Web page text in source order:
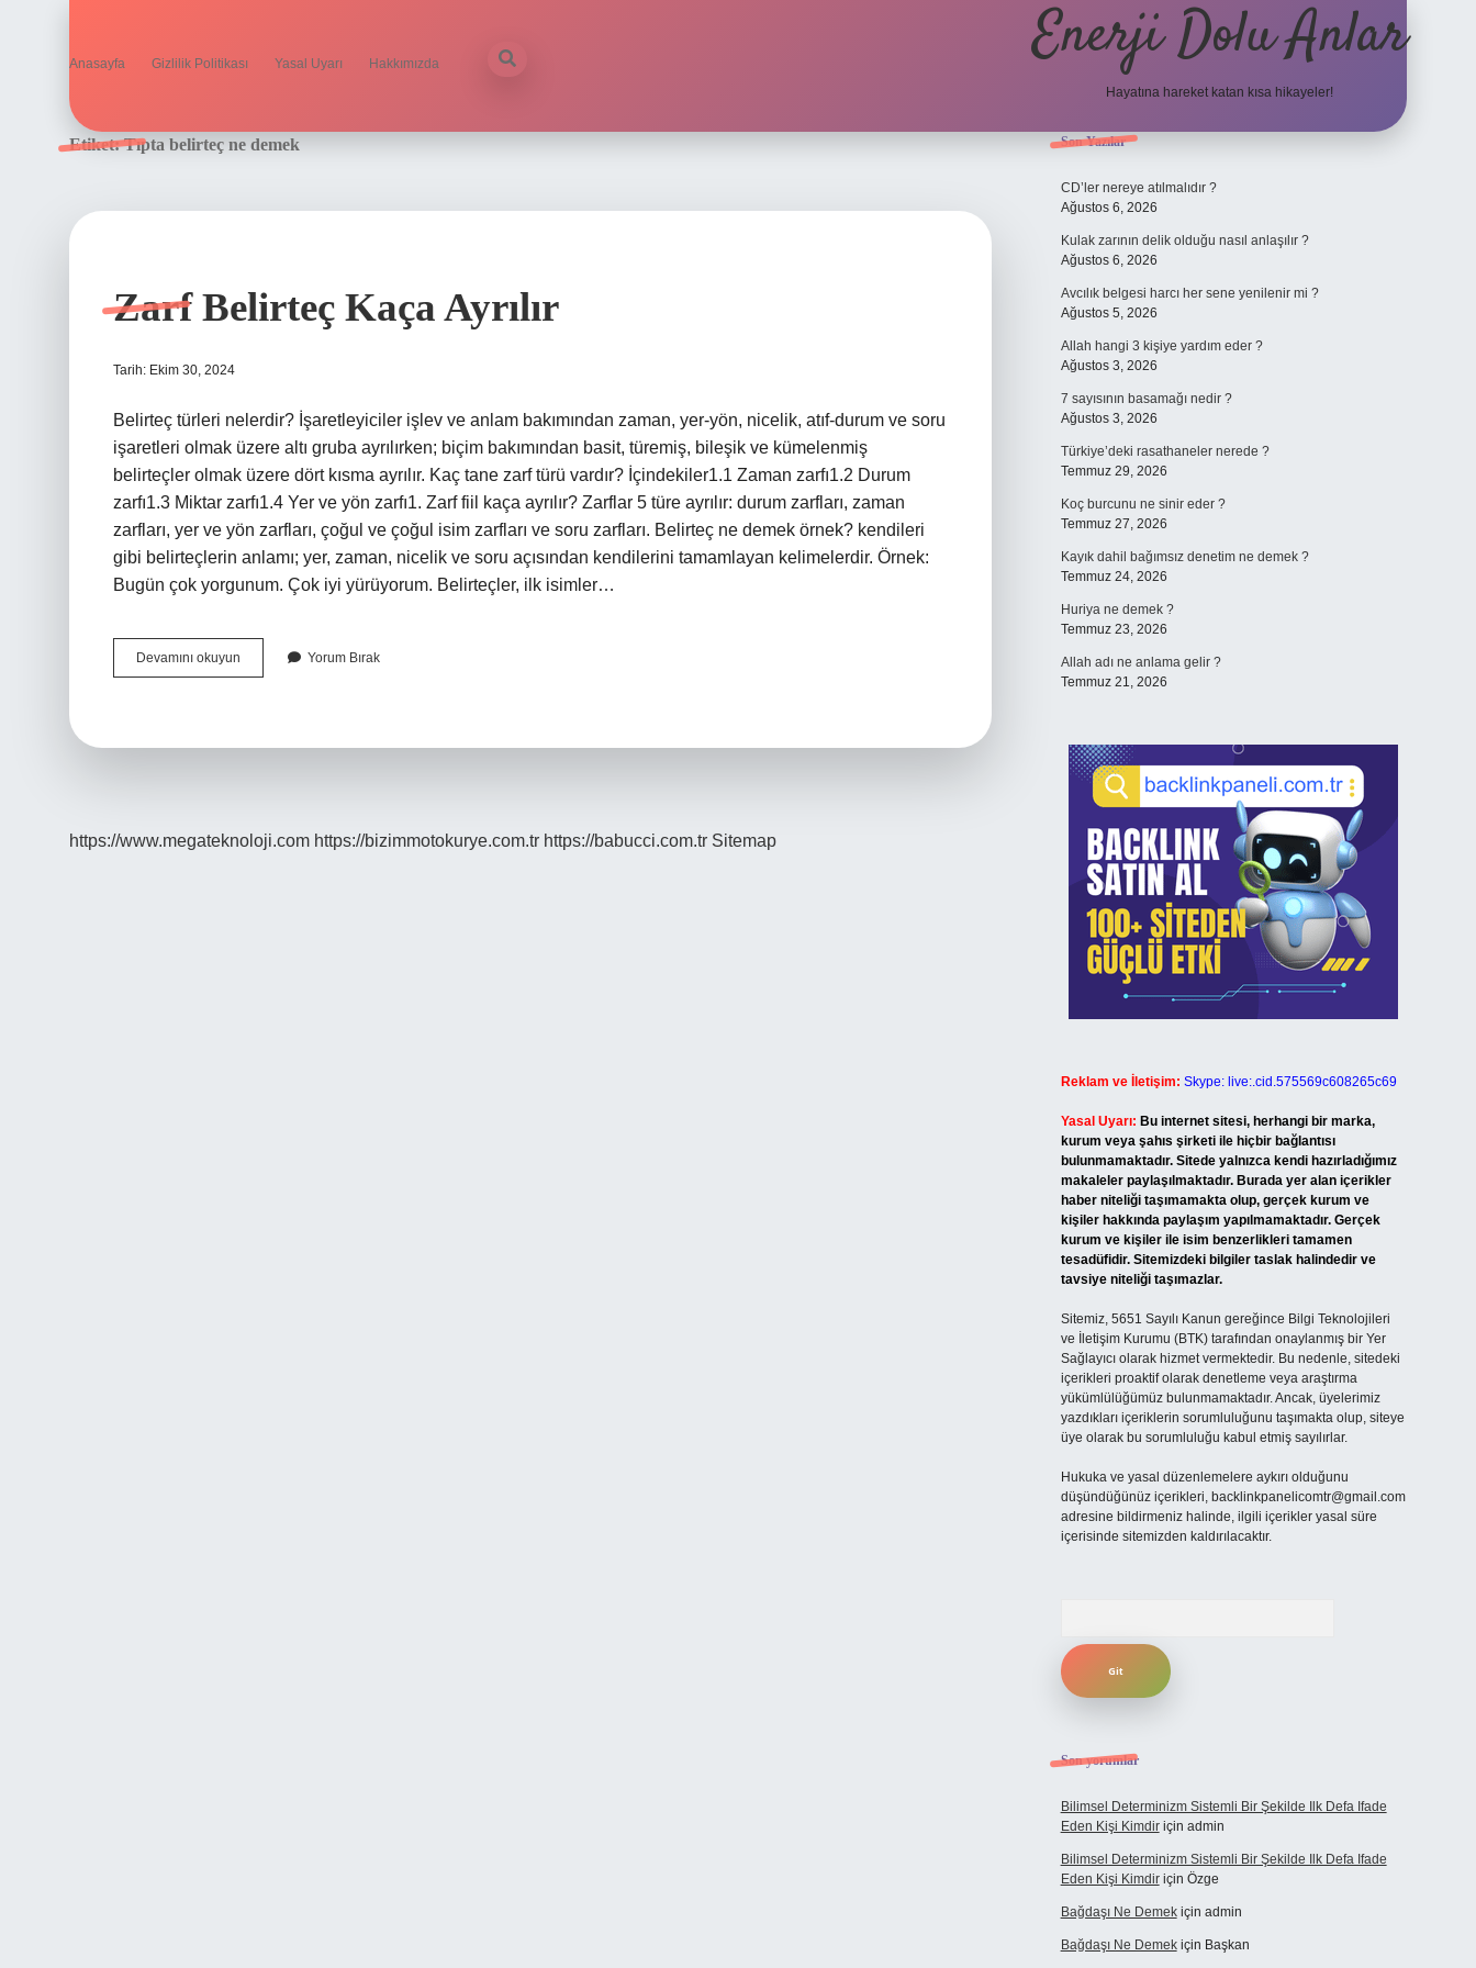
Anasayfa Gizlilik Politikası Yasal Uyarı Hakkımızda Enerji Dolu Anlar
Hayatına hareket katan kısa hikayeler!
Etiket:Tıpta belirteç ne demek
Zarf Belirteç Kaça Ayrılır
Tarih: Ekim 30, 2024
Belirteç türleri nelerdir? İşaretleyiciler işlev ve anlam bakımından zaman, yer-yön, nicelik, atıf-durum ve soru
işaretleri olmak üzere altı gruba ayrılırken; biçim bakımından basit, türemiş, bileşik ve kümelenmiş
belirteçler olmak üzere dört kısma ayrılır. Kaç tane zarf türü vardır? İçindekiler1.1 Zaman zarfı1.2 Durum
zarfı1.3 Miktar zarfı1.4 Yer ve yön zarfı1. Zarf fiil kaça ayrılır? Zarflar 5 türe ayrılır: durum zarfları, zaman
zarfları, yer ve yön zarfları, çoğul ve çoğul isim zarfları ve soru zarfları. Belirteç ne demek örnek? kendileri
gibi belirteçlerin anlamı; yer, zaman, nicelik ve soru açısından kendilerini tamamlayan kelimelerdir. Örnek:
Bugün çok yorgunum. Çok iyi yürüyorum. Belirteçler, ilk isimler…
Devamını okuyun
Belirteç
Yorum Bırak
https://www.megateknoloji.com https://bizimmotokurye.com.tr https://babucci.com.tr Sitemap
Sidebar
Son Yazılar
CD’ler nereye atılmalıdır ?
Ağustos 6, 2026
Kulak zarının delik olduğu nasıl anlaşılır ?
Ağustos 6, 2026
Avcılık belgesi harcı her sene yenilenir mi ?
Ağustos 5, 2026
Allah hangi 3 kişiye yardım eder ?
Ağustos 3, 2026
7 sayısının basamağı nedir ?
Ağustos 3, 2026
Türkiye’deki rasathaneler nerede ?
Temmuz 29, 2026
Koç burcunu ne sinir eder ?
Temmuz 27, 2026
Kayık dahil bağımsız denetim ne demek ?
Temmuz 24, 2026
Huriya ne demek ?
Temmuz 23, 2026
Allah adı ne anlama gelir ?
Temmuz 21, 2026
Reklam ve İletişim: Skype: live:.cid.575569c608265c69
Yasal Uyarı: Bu internet sitesi, herhangi bir marka,
kurum veya şahıs şirketi ile hiçbir bağlantısı
bulunmamaktadır. Sitede yalnızca kendi hazırladığımız
makaleler paylaşılmaktadır. Burada yer alan içerikler
haber niteliği taşımamakta olup, gerçek kurum ve
kişiler hakkında paylaşım yapılmamaktadır. Gerçek
kurum ve kişiler ile isim benzerlikleri tamamen
tesadüfidir. Sitemizdeki bilgiler taslak halindedir ve
tavsiye niteliği taşımazlar.
Sitemiz, 5651 Sayılı Kanun gereğince Bilgi Teknolojileri
ve İletişim Kurumu (BTK) tarafından onaylanmış bir Yer
Sağlayıcı olarak hizmet vermektedir. Bu nedenle, sitedeki
içerikleri proaktif olarak denetleme veya araştırma
yükümlülüğümüz bulunmamaktadır. Ancak, üyelerimiz
yazdıkları içeriklerin sorumluluğunu taşımakta olup, siteye
üye olarak bu sorumluluğu kabul etmiş sayılırlar.
Hukuka ve yasal düzenlemelere aykırı olduğunu
düşündüğünüz içerikleri, backlinkpanelicomtr@gmail.com
adresine bildirmeniz halinde, ilgili içerikler yasal süre
içerisinde sitemizden kaldırılacaktır.
Son yorumlar
Bilimsel Determinizm Sistemli Bir Şekilde Ilk Defa Ifade
Eden Kişi Kimdiriçin admin
Bilimsel Determinizm Sistemli Bir Şekilde Ilk Defa Ifade
Eden Kişi Kimdiriçin Özge
Bağdaşı Ne Demekiçin admin
Bağdaşı Ne Demekiçin Başkan